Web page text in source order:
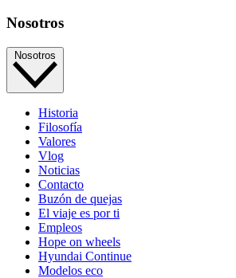
Nosotros
Nosotros
Historia
Filosofía
Valores
Vlog
Noticias
Contacto
Buzón de quejas
El viaje es por ti
Empleos
Hope on wheels
Hyundai Continue
Modelos eco